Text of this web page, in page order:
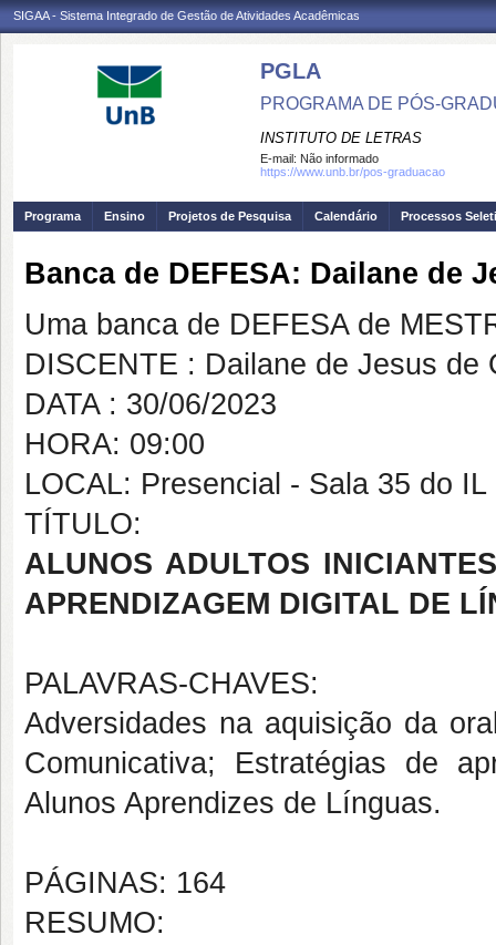
SIGAA - Sistema Integrado de Gestão de Atividades Acadêmicas
PGLA
PROGRAMA DE PÓS-
INSTITUTO DE LETRAS
E-mail: Não informado
https://www.unb.br/pos-graduacao
Programa Ensino Projetos de Pesquisa Calendário Processos
Banca de DEFESA: Dailane de
Uma banca de DEFESA de
DISCENTE : Dailane de Jesus de
DATA : 30/06/2023
HORA: 09:00
LOCAL: Presencial - Sala 35 do IL
TÍTULO:
ALUNOS ADULTOS
APRENDIZAGEM DIGITAL DE
PALAVRAS-CHAVES:
Adversidades na aquisição da
Comunicativa; Estratégias de
Alunos Aprendizes de Línguas.
PÁGINAS: 164
RESUMO: